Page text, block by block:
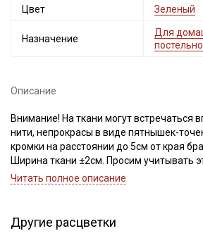
Цвет Зеленый
Назначение
Для
Описание
Внимание! На ткани могут встречаться
нити, непрокрасы в виде пятнышек-
кромки на расстоянии до 5см от края
Ширина ткани ±2см. Просим учитывать
сторон одинаковая, не тянется, имеет
Бязь выдерживает многократные стирки,
Читать полное описание
Другие расцветки